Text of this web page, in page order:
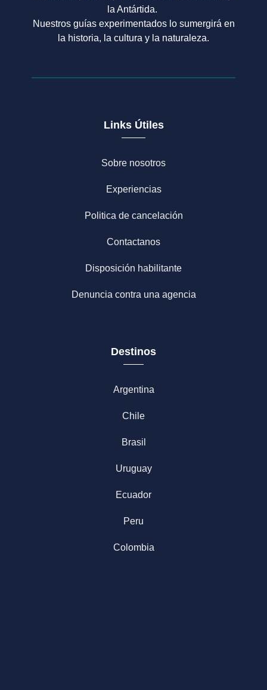
la Antártida.
Nuestros guías experimentados lo sumergirá en
la historia, la cultura y la naturaleza.
Links Útiles
Sobre nosotros
Experiencias
Politica de cancelación
Contactanos
Disposición habilitante
Denuncia contra una agencia
Destinos
Argentina
Chile
Brasil
Uruguay
Ecuador
Peru
Colombia